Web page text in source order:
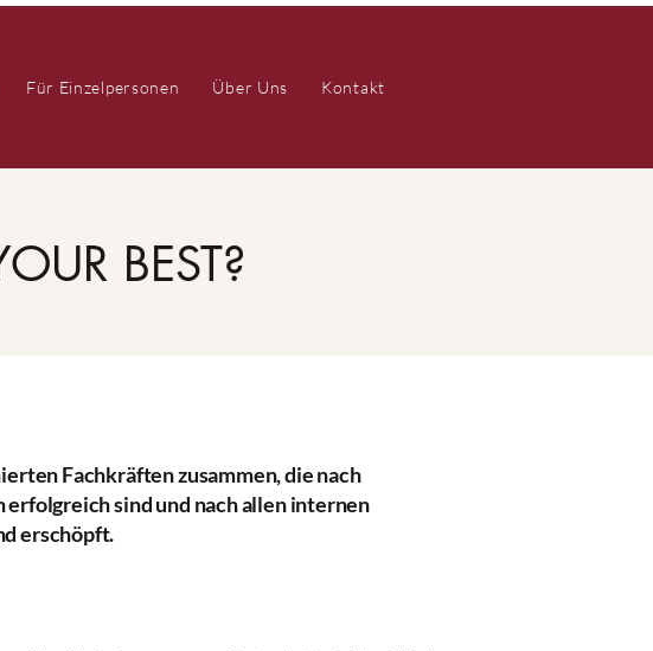
Für Einzelpersonen Über Uns Kontakt
BEST?
Fachkräften zusammen, die nach
sind und nach allen internen
erschöpft.